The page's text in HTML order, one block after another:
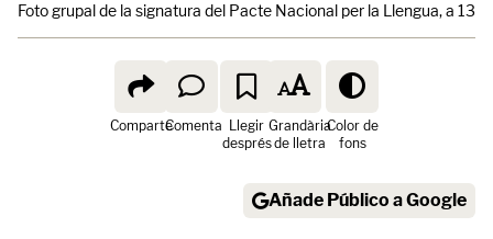
Foto grupal de la signatura del Pacte Nacional per la Llengua, a 13
ComparteComenta Llegir
després
Grandària
de lletra
Color de
fons
Añade Público a Google